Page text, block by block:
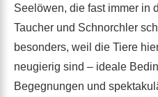
Seelöwen, die fast immer in
Taucher und Schnorchler
besonders, weil die Tiere
neugierig sind – ideale
Begegnungen und